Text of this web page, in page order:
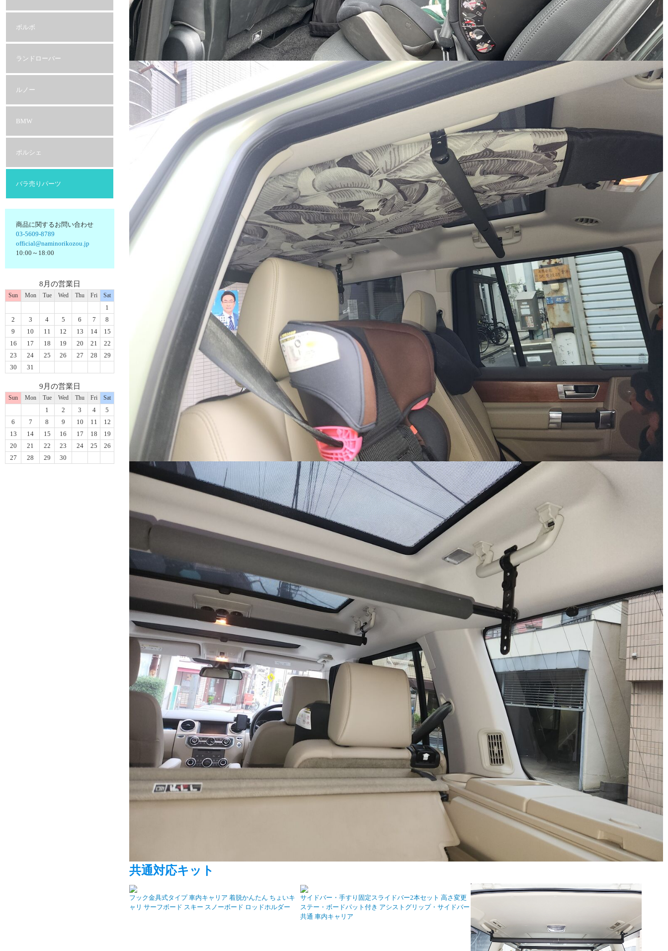
ボルボ
ランドローバー
ルノー
BMW
ポルシェ
バラ売りパーツ
商品に関するお問い合わせ
03-5609-8789
official@naminorikozou.jp
10:00～18:00
8月の営業日
Sun Mon Tue Wed Thu Fri Sat
1
2
3 4 5 6 7
8
9
10 11 12 13 14
15
16
17 18 19 20 21
22
23
24 25 26 27 28
29
30
31
9月の営業日
Sun Mon Tue Wed Thu Fri Sat
1 2 3 4
5
6
7 8 9 10 11
12
13
14 15 16 17 18
19
20
21 22 23 24 25
26
27
28 29 30
共通対応キット
フック金具式タイプ 車内キャリア 着脱かんたん ちょいキ
ャリ サーフボード スキー スノーボード ロッドホルダー
サイドバー・手すり固定スライドバー2本セット 高さ変更
ステー・ボードパット付き アシストグリップ・サイドバー
共通 車内キャリア